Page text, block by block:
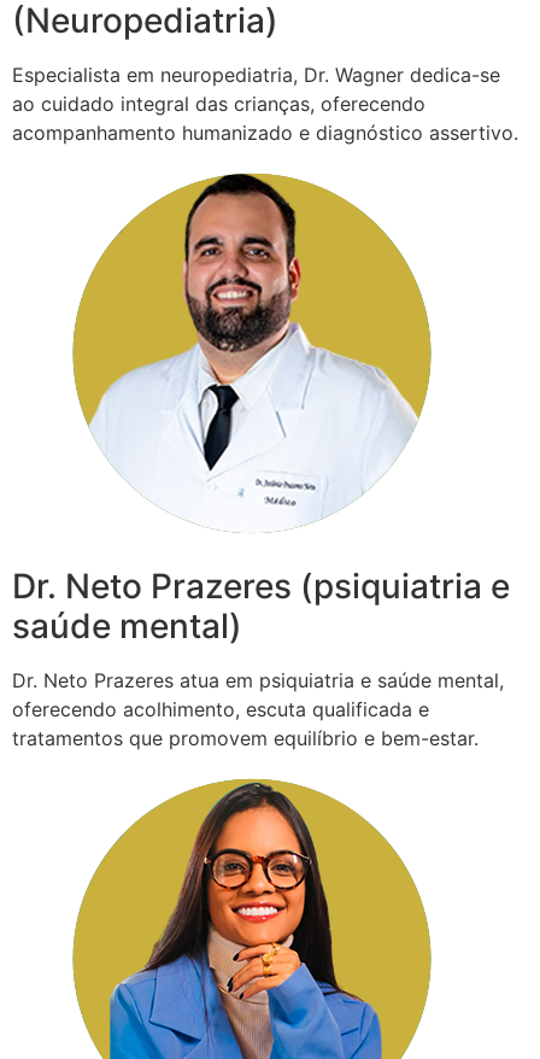
(Neuropediatria)
Especialista em neuropediatria, Dr. Wagner dedica-se
ao cuidado integral das crianças, oferecendo
acompanhamento humanizado e diagnóstico assertivo.
Dr. Neto Prazeres (psiquiatria e
saúde mental)
Dr. Neto Prazeres atua em psiquiatria e saúde mental,
oferecendo acolhimento, escuta qualificada e
tratamentos que promovem equilíbrio e bem-estar.